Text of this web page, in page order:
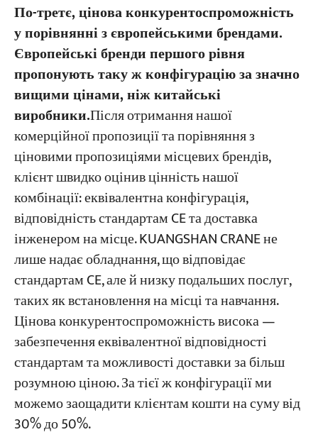
По-третє, цінова конкурентоспроможність
у порівнянні з європейськими брендами.
Європейські бренди першого рівня
пропонують таку ж конфігурацію за значно
вищими цінами, ніж китайські
виробники.Після отримання нашої
комерційної пропозиції та порівняння з
ціновими пропозиціями місцевих брендів,
клієнт швидко оцінив цінність нашої
комбінації: еквівалентна конфігурація,
відповідність стандартам CE та доставка
інженером на місце. KUANGSHAN CRANE не
лише надає обладнання, що відповідає
стандартам CE, але й низку подальших послуг,
таких як встановлення на місці та навчання.
Цінова конкурентоспроможність висока —
забезпечення еквівалентної відповідності
стандартам та можливості доставки за більш
розумною ціною. За тієї ж конфігурації ми
можемо заощадити клієнтам кошти на суму від
30% до 50%.